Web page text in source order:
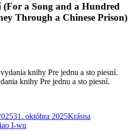
(For a Song and a Hundred
Through a Chinese Prison)
knihy Pre jednu a sto piesní.
31. októbra 2025Krásna
I-wu